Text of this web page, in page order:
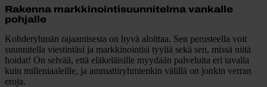
Rakenna markkinointisuunnitelma vankalle
pohjalle
Kohderyhmän rajaamisesta on hyvä aloittaa. Sen perusteella voit
suunnitella viestintäsi ja markkinointisi tyyliä sekä sen, missä niitä
hoidat! On selvää, että eläkeläisille myydään palveluita eri tavalla
kuin milleniaaleille, ja ammattiryhmienkin välillä on jonkin verran
eroja.